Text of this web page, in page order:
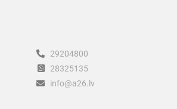
29204800
28325135
info@a26.lv